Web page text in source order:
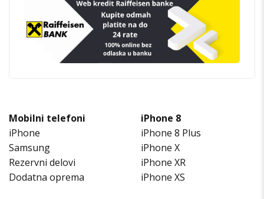
Mobilni telefoni
iPhone
Samsung
Rezervni delovi
Dodatna oprema
iPhone 8
iPhone 8 Plus
iPhone X
iPhone XR
iPhone XS